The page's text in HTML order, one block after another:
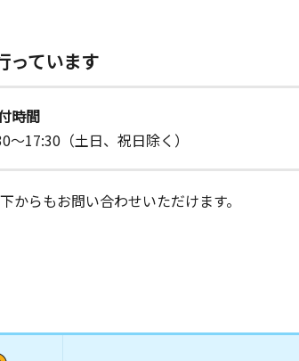
っています
時間
～17:30（土日、祝日除く）
らもお問い合わせいただけます。